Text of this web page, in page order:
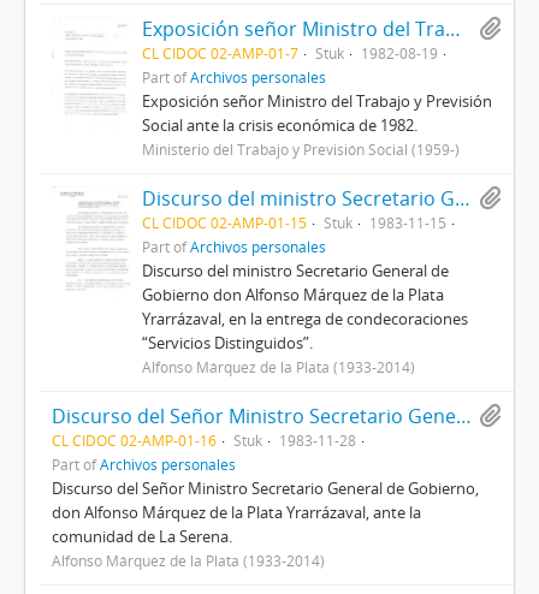
Exposición señor Ministro del Trabajo y Previsión Social ante la crisis económica de 1982.
CL CIDOC 02-AMP-01-7 Stuk
1982-08-19
Part ofArchivos personales
Exposición señor Ministro del Trabajo y Previsión
Social ante la crisis económica de 1982.
Ministerio del Trabajo y Previsión Social (1959-)
Discurso del ministro Secretario General de Gobierno don Alfonso Márquez de la Plata Yrarrázaval, en la entrega de condecoraciones “Servicios Distinguidos”.
CL CIDOC 02-AMP-01-15 Stuk
1983-11-15
Part ofArchivos personales
Discurso del ministro Secretario General de
Gobierno don Alfonso Márquez de la Plata
Yrarrázaval, en la entrega de condecoraciones
“Servicios Distinguidos”.
Alfonso Márquez de la Plata (1933-2014)
Discurso del Señor Ministro Secretario General de Gobierno, don Alfonso Márquez de la Plata Yrarrázaval, ante la comunidad de La Serena.
CL CIDOC 02-AMP-01-16 Stuk
1983-11-28
Part ofArchivos personales
Discurso del Señor Ministro Secretario General de Gobierno,
don Alfonso Márquez de la Plata Yrarrázaval, ante la
comunidad de La Serena.
Alfonso Márquez de la Plata (1933-2014)